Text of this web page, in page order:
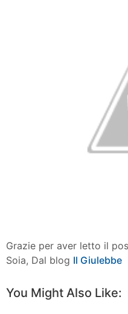
Grazie per aver letto il
Soia, Dal blog Il Giulebbe
You Might Also Like: